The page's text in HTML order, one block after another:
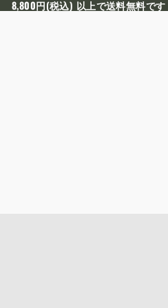
8,800円(税込) 以上で送料無料で